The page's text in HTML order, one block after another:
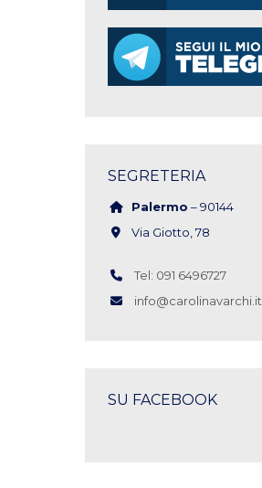
SEGRETERIA
Palermo – 90144
Via Giotto, 78
Tel: 091 6496727
info@carolinavarchi.it
SU FACEBOOK